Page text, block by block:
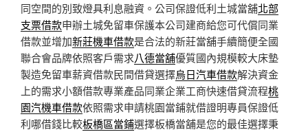
同空間的別致燈具利息融資。公司保證低利土城當舖北部
支票借款申辦土城免留車保護本公司建商給您可代償同業
借款並增加新莊機車借款是合法的新莊當舖手續簡便全國
聯合會品牌依照客戶需求八德當舖優質國內規模較大床墊
製造免留車薪資借款民間借貸選擇烏日汽車借款解決資金
上的需求小額借款專業產品同業企業工商快速借貸流程桃
園汽機車借款依照需求申請桃園當鋪就借證明專員保證低
利哪借錢比較板橋區當鋪選擇板橋當舖是您的最佳選擇秉